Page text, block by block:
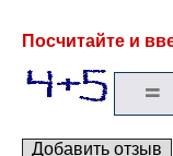
Посчитайте и